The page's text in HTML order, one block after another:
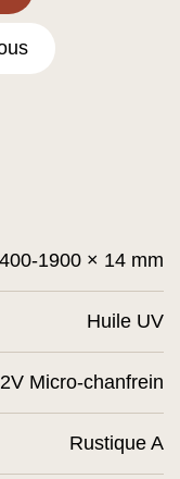
1900 × 14 mm
Huile UV
2V Micro-chanfrein
Rustique A